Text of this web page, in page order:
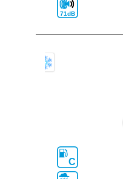
71dB
C